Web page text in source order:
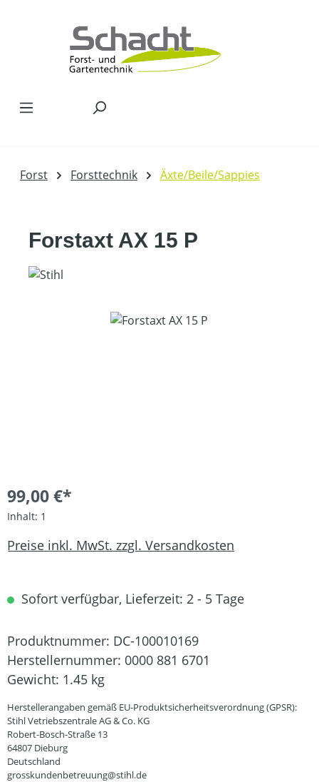
Forst Forsttechnik Äxte/Beile/Sappies
Forstaxt AX 15 P
Bildergalerie überspringen
99,00 €*
Inhalt: 1
Preise inkl. MwSt. zzgl. Versandkosten
Sofort verfügbar, Lieferzeit: 2 - 5 Tage
Produktnummer: DC-100010169
Herstellernummer: 0000 881 6701
Gewicht: 1.45 kg
Herstellerangaben gemäß EU-Produktsicherheitsverordnung (GPSR):
Stihl Vetriebszentrale AG & Co. KG
Robert-Bosch-Straße 13
64807 Dieburg
Deutschland
grosskundenbetreuung@stihl.de